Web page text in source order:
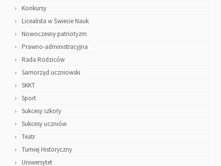
Konkursy
Licealista w Świecie Nauk
Nowoczesny patriotyzm
Prawno-administracyjna
Rada Rodziców
Samorząd uczniowski
SKKT
Sport
Sukcesy szkoły
Sukcesy uczniów
Teatr
Turniej Historyczny
Uniwersytet